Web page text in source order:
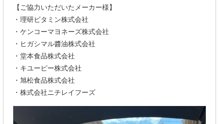
【ご協力いただいたメーカー様】
・理研ビタミン株式会社
・ケンコーマヨネーズ株式会社
・ヒガシマル醬油株式会社
・堂本食品株式会社
・キユーピー株式会社
・旭松食品株式会社
・株式会社ニチレイフーズ